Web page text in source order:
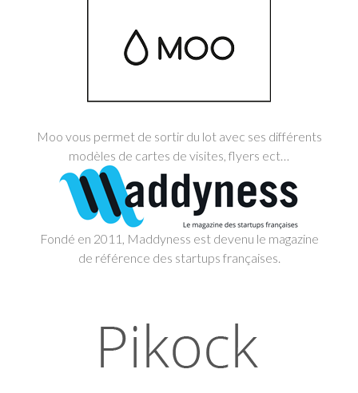
Moo vous permet de sortir du lot avec ses différents
modèles de cartes de visites, flyers ect…
Fondé en 2011, Maddyness est devenu le magazine
de référence des startups françaises.